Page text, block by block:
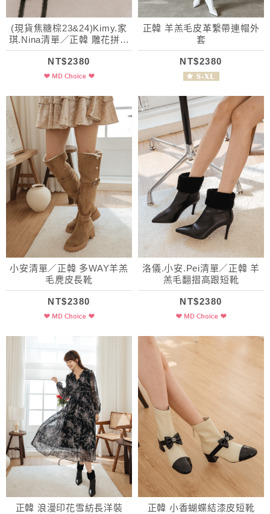
(現貨焦糖棕23&24)Kimy.家
琪.Nina清單／正韓 雕花拼接
彈力短靴
NT$2380
正韓 羊羔毛皮革繫帶連帽外
套
NT$2380
小安清單／正韓 多WAY羊羔
毛麂皮長靴
NT$2380
洛儀.小安.Pei清單／正韓 羊
羔毛翻摺高跟短靴
NT$2380
正韓 浪漫印花雪紡長洋裝 正韓 小香蝴蝶結漆皮短靴